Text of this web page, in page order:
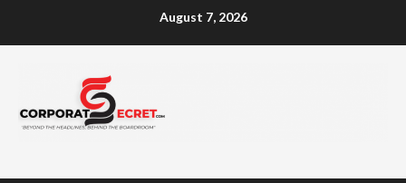
August 7, 2026